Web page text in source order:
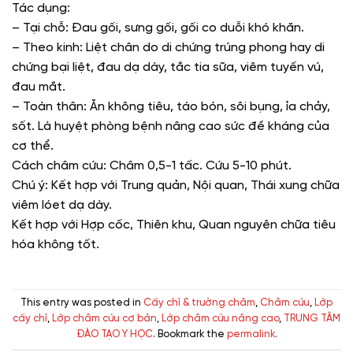
Tác dụng:
– Tại chỗ: Đau gối, sưng gối, gối co duỗi khó khăn.
– Theo kinh: Liệt chân do di chứng trúng phong hay di
chứng bại liệt, đau dạ dày, tắc tia sữa, viêm tuyến vú,
đau mắt.
– Toàn thân: Ăn không tiêu, táo bón, sôi bụng, ỉa chảy,
sốt. Là huyệt phòng bệnh nâng cao sức đề kháng của
cơ thể.
Cách châm cứu: Châm 0,5-1 tấc. Cứu 5-10 phút.
Chú ý: Kết hợp với Trung quản, Nội quan, Thái xung chữa
viêm lóet dạ dày.
Kết hợp với Hợp cốc, Thiên khu, Quan nguyên chữa tiêu
hóa không tốt.
This entry was posted in Cấy chỉ & trường châm, Châm cứu, Lớp
cấy chỉ, Lớp châm cứu cơ bản, Lớp châm cứu nâng cao, TRUNG TÂM
ĐÀO TẠO Y HỌC. Bookmark the permalink.